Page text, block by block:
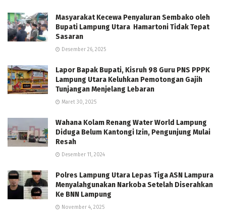
Masyarakat Kecewa Penyaluran Sembako oleh
Bupati Lampung Utara Hamartoni Tidak Tepat
Sasaran
Desember 26, 2025
Lapor Bapak Bupati, Kisruh 98 Guru PNS PPPK
Lampung Utara Keluhkan Pemotongan Gajih
Tunjangan Menjelang Lebaran
Maret 30, 2025
Wahana Kolam Renang Water World Lampung
Diduga Belum Kantongi Izin, Pengunjung Mulai
Resah
Desember 11, 2024
Polres Lampung Utara Lepas Tiga ASN Lampura
Menyalahgunakan Narkoba Setelah Diserahkan
Ke BNN Lampung
November 4, 2025